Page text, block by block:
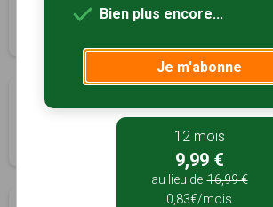
Saint-Laurent-du-Plan, Gironde (33)
Boucle nord
Saint-Laurent-du-Plan, Gironde (33)
Tracé GPS
Bien plus encore...
Je m'abonne
12 mois
9,99 €
au lieu de 16,99 €
0,83€/mois